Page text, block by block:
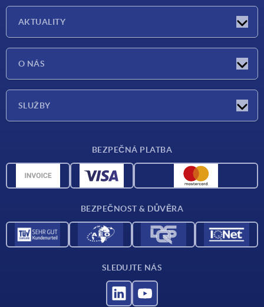
AKTUALITY
O NÁS
SLUŽBY
CAD data
BEZPEČNÁ PLATBA
BEZPEČNOST & DŮVĚRA
SLEDUJTE NÁS